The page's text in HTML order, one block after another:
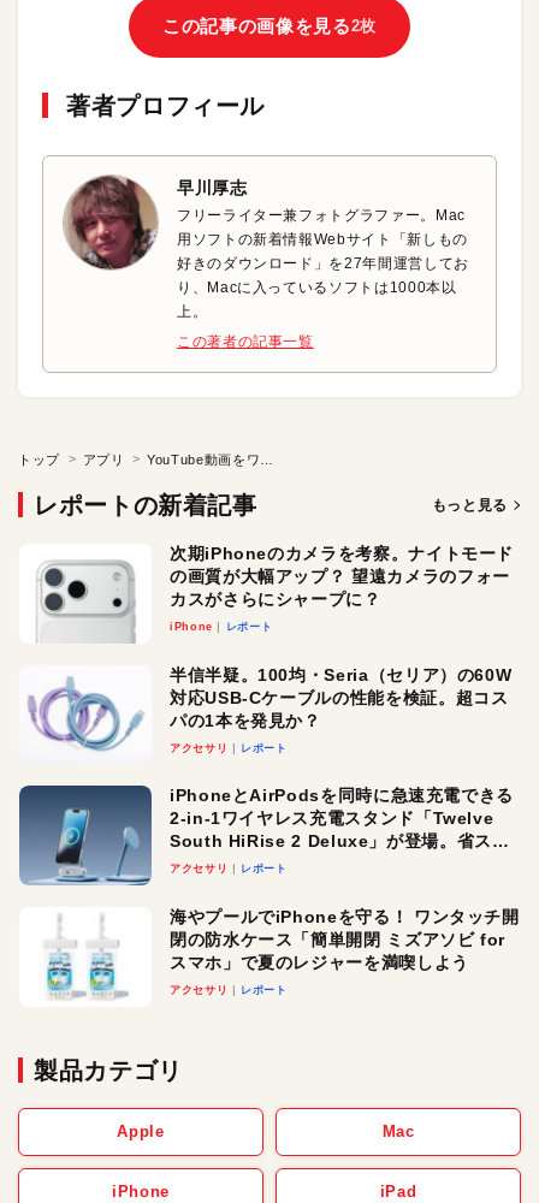
この記事の画像を見る2枚
著者プロフィール
早川厚志
フリーライター兼フォトグラファー。Mac
用ソフトの新着情報Webサイト「新しもの
好きのダウンロード」を27年間運営してお
り、Macに入っているソフトは1000本以
上。
この著者の記事一覧
トップ アプリ
レポートの新着記事 もっと見る
次期iPhoneのカメラを考察。ナイトモード
の画質が大幅アップ？ 望遠カメラのフォー
カスがさらにシャープに？
iPhone レポート
半信半疑。100均・Seria（セリア）の60W
対応USB-Cケーブルの性能を検証。超コス
パの1本を発見か？
アクセサリ レポート
iPhoneとAirPodsを同時に急速充電できる
2-in-1ワイヤレス充電スタンド「Twelve
South HiRise 2 Deluxe」が登場。省スペ
ースでおしゃれに充電したい人にオスス
アクセサリ レポート
海やプールでiPhoneを守る！ ワンタッチ開
閉の防水ケース「簡単開閉 ミズアソビ for
スマホ」で夏のレジャーを満喫しよう
アクセサリ レポート
製品カテゴリ
Apple Mac
iPhone iPad